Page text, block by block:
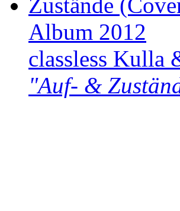
Album 2012
classless Kulla
"Auf- &